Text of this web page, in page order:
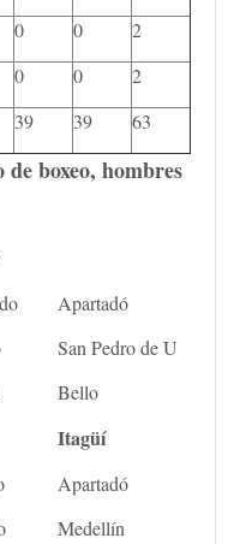
0 0
2
0 0
2
39 39 63
boxeo, hombres
Apartadó
San Pedro de U
Bello
Itagüí
Apartadó
Medellín